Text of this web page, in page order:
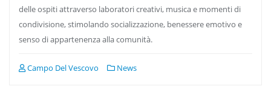
delle ospiti attraverso laboratori creativi, musica e momenti di
condivisione, stimolando socializzazione, benessere emotivo e
senso di appartenenza alla comunità.
Campo Del Vescovo News